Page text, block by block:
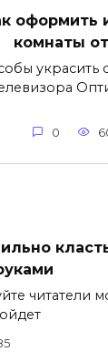
оформить
комнаты
украсить
0
читатели